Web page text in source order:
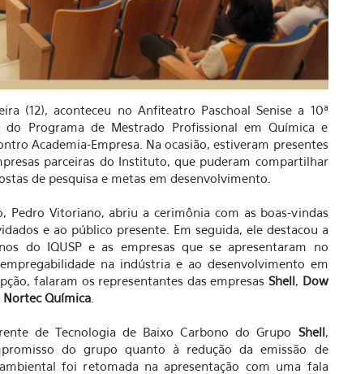
(12), aconteceu no Anfiteatro Paschoal Senise a 10ª
do Programa de Mestrado Profissional em Química e
Academia-Empresa. Na ocasião, estiveram presentes
parceiras do Instituto, que puderam compartilhar
de pesquisa e metas em desenvolvimento.
Pedro Vitoriano, abriu a cerimônia com as boas-vindas
e ao público presente. Em seguida, ele destacou a
do IQUSP e as empresas que se apresentaram no
na indústria e ao desenvolvimento em
falaram os representantes das empresas Shell, Dow
Nortec Química.
de Tecnologia de Baixo Carbono do Grupo Shell,
do grupo quanto à redução da emissão de
foi retomada na apresentação com uma fala